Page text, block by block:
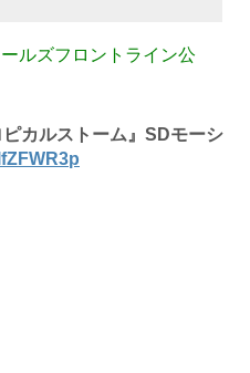
ルズフロントライン公
カルストーム』SDモーシ